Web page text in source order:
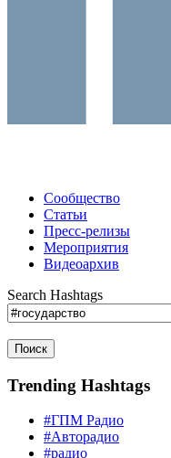
Сообщество
Статьи
Пресс-релизы
Мероприятия
Видеоархив
Search Hashtags
Поиск
Trending Hashtags
#ГПМ Радио
#Авторадио
#радио